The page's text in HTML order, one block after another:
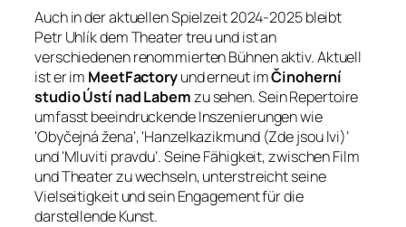
Auch in der aktuellen Spielzeit 2024-2025 bleibt
Petr Uhlík dem Theater treu und ist an
verschiedenen renommierten Bühnen aktiv. Aktuell
ist er im MeetFactoryund erneut imČinoherní
studio Ústí nad Labemzu sehen. Sein Repertoire
umfasst beeindruckende Inszenierungen wie
'Obyčejná žena’, 'Hanzelkazikmund (Zde jsou lvi)’
und 'Mluviti pravdu’. Seine Fähigkeit, zwischen Film
und Theater zu wechseln, unterstreicht seine
Vielseitigkeit und sein Engagement für die
darstellende Kunst.